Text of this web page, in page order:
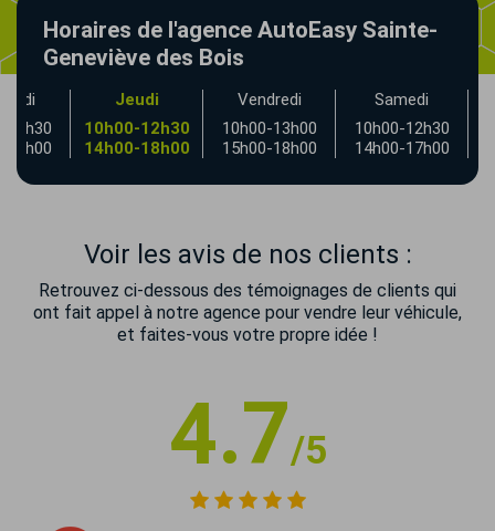
Horaires de l'agence AutoEasy Sainte-
Geneviève des Bois
12h30
18h00
Jeudi
10h00-12h30
14h00-18h00
Vendredi
10h00-13h00
15h00-18h00
Samedi
10h00-12h30
14h00-17h00
Voir les avis de nos clients :
Retrouvez ci-dessous des témoignages de clients qui
ont fait appel à notre agence pour vendre leur véhicule,
et faites-vous votre propre idée !
4.7/5